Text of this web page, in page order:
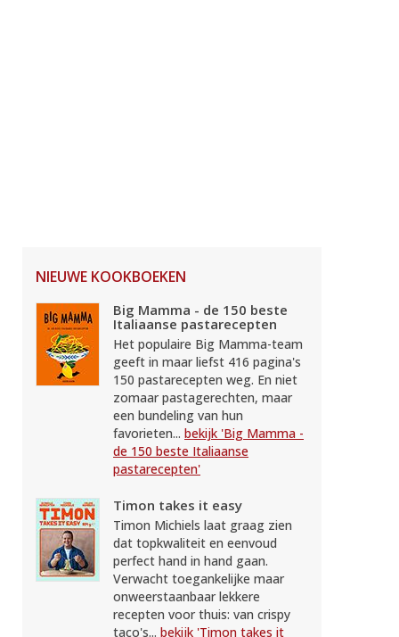
NIEUWE KOOKBOEKEN
Big Mamma - de 150 beste
Italiaanse pastarecepten
Het populaire Big Mamma-team
geeft in maar liefst 416 pagina's
150 pastarecepten weg. En niet
zomaar pastagerechten, maar
een bundeling van hun
favorieten... bekijk 'Big Mamma -
de 150 beste Italiaanse
pastarecepten'
Timon takes it easy
Timon Michiels laat graag zien
dat topkwaliteit en eenvoud
perfect hand in hand gaan.
Verwacht toegankelijke maar
onweerstaanbaar lekkere
recepten voor thuis: van crispy
taco's... bekijk 'Timon takes it